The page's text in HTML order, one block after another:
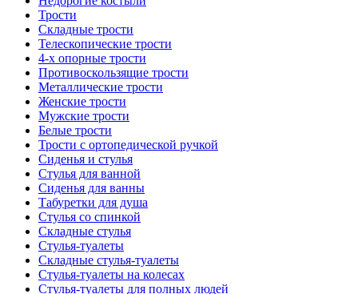
Трости
Складные трости
Телескопические трости
4-х опорные трости
Противоскользящие трости
Металлические трости
Женские трости
Мужские трости
Белые трости
Трости с ортопедической ручкой
Сиденья и стулья
Стулья для ванной
Сиденья для ванны
Табуретки для душа
Стулья со спинкой
Складные стулья
Стулья-туалеты
Складные стулья-туалеты
Стулья-туалеты на колесах
Стулья-туалеты для полных людей